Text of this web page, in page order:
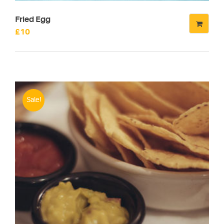
Fried Egg
£10
Sale!